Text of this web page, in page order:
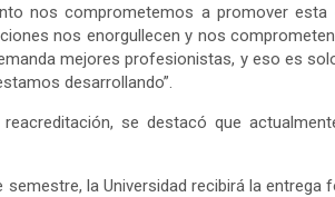
nos comprometemos a promover
nos enorgullecen y nos
mejores profesionistas, y eso es
desarrollando”.
se destacó que
la Universidad recibirá la